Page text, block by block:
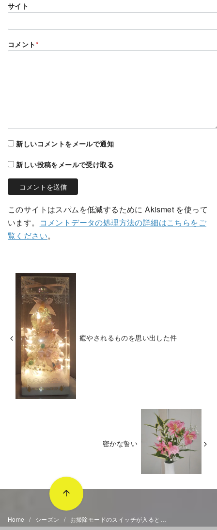
サイト
コメント*
新しいコメントをメールで通知
新しい投稿をメールで受け取る
このサイトはスパムを低減するために Akismet を使って
います。
コメントデータの処理方法の詳細はこちらをご
覧ください。
癒やされるものを思い出した件
密かな誓い
Home シーズン お掃除モードのスイッチが入ると…